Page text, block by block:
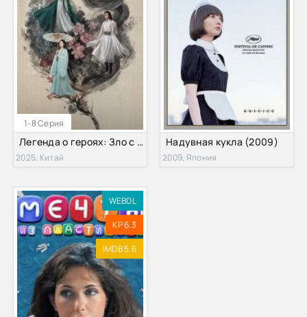
1-8 Серия
Легенда о героях: Зло с востока и яд с запада (2025)
2025, Китай
Надувная кукла (2009)
2009, Япония
WEBDL
KP 6.3
IMDB 5.6